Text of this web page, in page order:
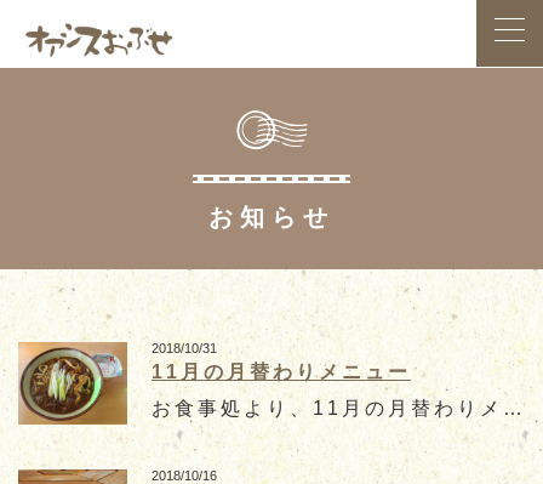
HOME
アクセス案内 お食事処 お土産処
スイーツ 小布施総合公園 農産物直売所
お知らせ
2018/10/31
11月の月替わりメニュー
お食事処より、11月の月替わりメニューのご案内です。 カレーうどん630円(税込) ピリ辛に仕上げたカレー出汁にお好みで...
2018/10/16